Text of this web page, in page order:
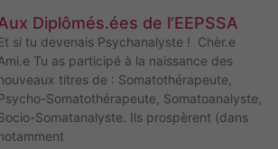
Diplômés.ées de l’EEPSSA
si tu devenais Psychanalyste ! Chèr.e
Tu as participé à la naissance des
titres de : Somatothérapeute,
Somatothérapeute, Somatoanalyste,
Somatanalyste. Ils prospèrent (dans